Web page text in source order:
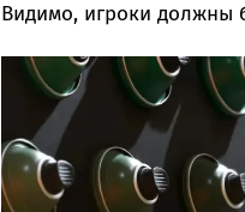
Видимо, игроки должны